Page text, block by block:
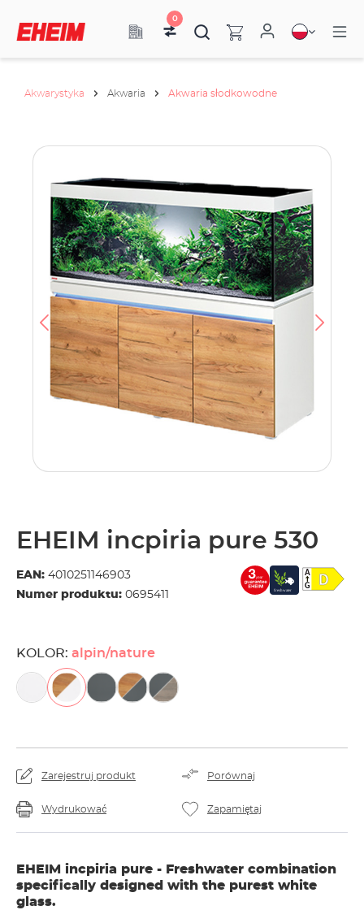
0
Akwarystyka Akwaria Akwaria słodkowodne
EHEIM incpiria pure 530
EAN: 4010251146903
Numer produktu: 0695411
KOLOR: alpin/nature
Zarejestruj produkt Porównaj
Wydrukować Zapamiętaj
EHEIM incpiria pure - Freshwater combination
specifically designed with the purest white
glass.